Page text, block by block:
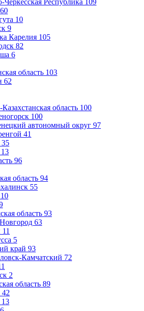
Черкесская Республика 109
60
10
9
Карелия 105
82
6
область 103
62
область 100
100
автономный округ 97
41
35
13
96
область 94
55
10
область 93
63
11
5
край 93
Камчатский 72
2
область 89
42
13